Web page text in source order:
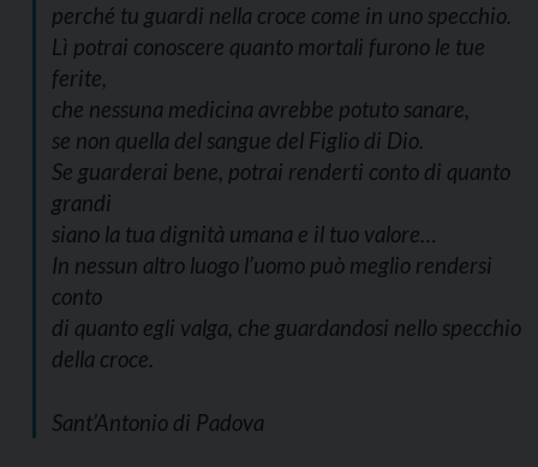
perché tu guardi nella croce come in uno specchio.
Lì potrai conoscere quanto mortali furono le tue
ferite,
che nessuna medicina avrebbe potuto sanare,
se non quella del sangue del Figlio di Dio.
Se guarderai bene, potrai renderti conto di quanto
grandi
siano la tua dignità umana e il tuo valore…
In nessun altro luogo l’uomo può meglio rendersi
conto
di quanto egli valga, che guardandosi nello specchio
della croce.
Sant’Antonio di Padova